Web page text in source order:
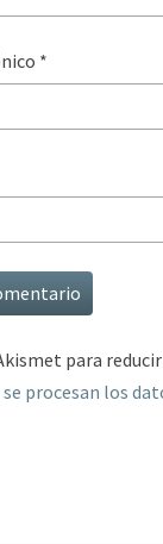
*
para
procesan los